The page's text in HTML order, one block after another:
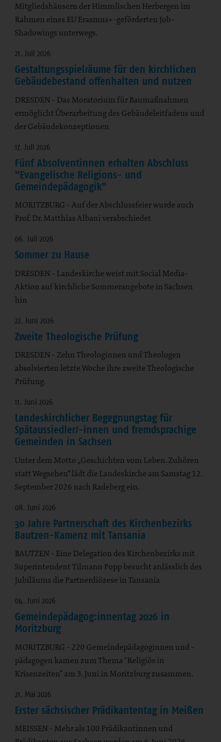
Mitgliedshäusern der Himmlischen Herbergen im
Rahmen eines EU Erasmus+-geförderten Job-
Shadowings unterwegs.
21. Juli 2026
Gestaltungsspielräume für den kirchlichen
Gebäudebestand offenhalten und nutzen
DRESDEN - Das Moratorium für Baumaßnahmen
ermöglicht Überarbeitung des Gebäudeleitfadens und
der Gebäudekonzeptionen
17. Juli 2026
Fünf Absolventinnen erhalten Abschluss
"Evangelische Religions- und
Gemeindepädagogik"
MORITZBURG - Auf der Abschlussfeier wurde auch
Prof. Dr. Matthias Albani verabschiedet
06. Juli 2026
Sommer zu Hause
DRESDEN - Landeskirche weist mit Social Media-
Aktion auf kirchliche Sommerangebote in Sachsen
hin
22. Juni 2026
Zweite Theologische Prüfung
DRESDEN - Zehn Theologinnen und Theologen
absolvierten letzte Woche ihre zweite Theologische
Prüfung.
11. Juni 2026
Landeskirchlicher Begegnungstag für
Spätaussiedler/-innen und fremdsprachige
Gemeinden in Sachsen
Unter dem Motto „Geschichten vom Leben. Zuhören
statt Wegsehen“ lädt die Landeskirche am Samstag 12.
September 2026 nach Radeberg ein.
08. Juni 2026
30 Jahre Partnerschaft des Kirchenbezirks
Bautzen-Kamenz mit Tansania
BAUTZEN - Eine Delegation des Kirchenbezirks mit
Superintendent Tilmann Popp besucht anlässlich des
Jubiläums die Partnerdiözese in Tansania
04. Juni 2026
Gemeindepädagog:innentag 2026 in
Moritzburg
MORITZBURG - 220 Gemeindepädagoginnen und -
pädagogen kamen zum Thema "Religiös in
Krisenzeiten" am 3. Juni in Moritzburg zusammen.
21. Mai 2026
Erster sächsischer Prädikantentag in Meißen
MEISSEN - Mehr als 100 Prädikantinnen und